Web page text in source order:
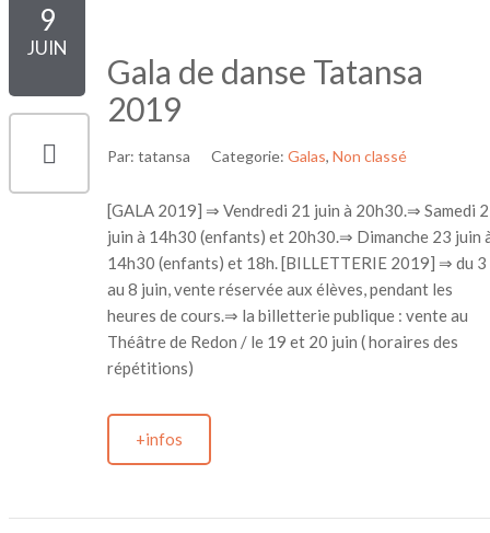
9
JUIN
Gala de danse Tatansa
2019
Par: tatansa Categorie: Galas, Non classé
[GALA 2019] ⇒ Vendredi 21 juin à 20h30.⇒ Samedi
juin à 14h30 (enfants) et 20h30.⇒ Dimanche 23 juin
14h30 (enfants) et 18h. [BILLETTERIE 2019] ⇒ du 3
au 8 juin, vente réservée aux élèves, pendant les
heures de cours.⇒ la billetterie publique : vente au
Théâtre de Redon / le 19 et 20 juin ( horaires des
répétitions)
+infos